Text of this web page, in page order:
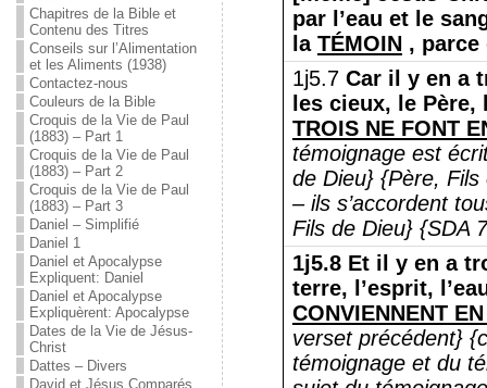
Chapitres de la Bible et
Contenu des Titres
Conseils sur l’Alimentation
et les Aliments (1938)
Contactez-nous
Couleurs de la Bible
Croquis de la Vie de Paul
(1883) – Part 1
Croquis de la Vie de Paul
(1883) – Part 2
Croquis de la Vie de Paul
(1883) – Part 3
Daniel – Simplifié
Daniel 1
Daniel et Apocalypse
Expliquent: Daniel
Daniel et Apocalypse
Expliquèrent: Apocalypse
Dates de la Vie de Jésus-
Christ
Dattes – Divers
David et Jésus Comparés
par l’eau et le
la TÉMOIN, parce
1j5.7 Car il y en a
les cieux, le
TROIS NE FONT
témoignage est
de Dieu} {Père,
– ils s’accordent
Fils de Dieu} {SDA
1j5.8 Et il y en a
terre, l’esprit,
CONVIENNENT
verset précédent}
témoignage et du